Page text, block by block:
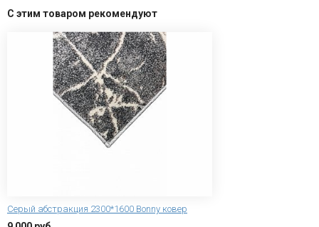
С этим товаром рекомендуют
Серый абстракция 2300*1600 Bonny ковер